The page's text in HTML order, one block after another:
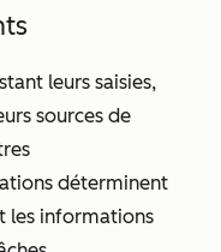
leurs saisies,
sources de
déterminent
les informations